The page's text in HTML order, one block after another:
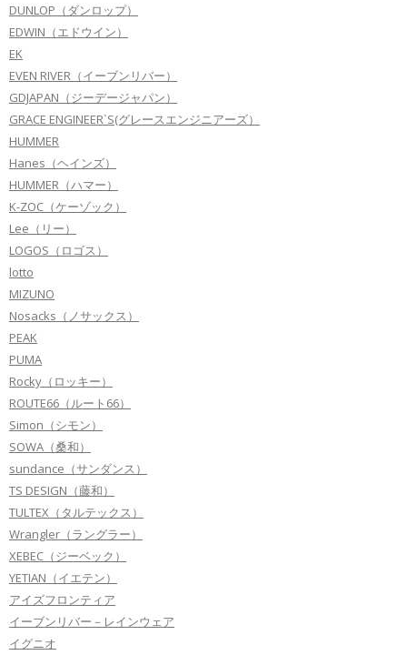
DUNLOP（ダンロップ）
EDWIN（エドウイン）
EK
EVEN RIVER（イーブンリバー）
GDJAPAN（ジーデージャパン）
GRACE ENGINEER`S(グレースエンジニアーズ）
HUMMER
Hanes（ヘインズ）
HUMMER（ハマー）
K-ZOC（ケーゾック）
Lee（リー）
LOGOS（ロゴス）
lotto
MIZUNO
Nosacks（ノサックス）
PEAK
PUMA
Rocky（ロッキー）
ROUTE66（ルート66）
Simon（シモン）
SOWA（桑和）
sundance（サンダンス）
TS DESIGN（藤和）
TULTEX（タルテックス）
Wrangler（ラングラー）
XEBEC（ジーベック）
YETIAN（イエテン）
アイズフロンティア
イーブンリバー－レインウェア
イグニオ